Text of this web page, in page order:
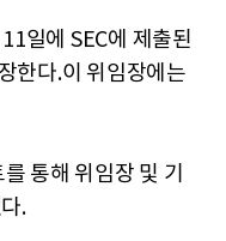
일에 SEC에 제출된
한다.이 위임장에는
통해 위임장 및 기
.